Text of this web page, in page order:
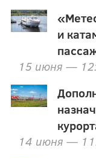
и
15 июня —
14 июня —